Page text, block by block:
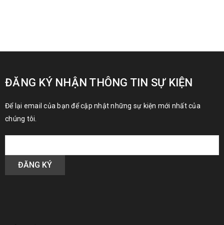
ĐĂNG KÝ NHẬN THÔNG TIN SỰ KIỆN
Để lại email của bạn để cập nhật những sự kiện mới nhất của
chúng tôi.